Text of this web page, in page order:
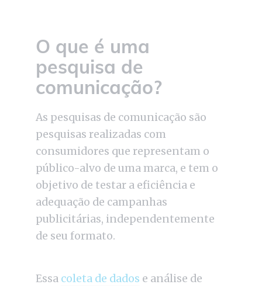
O que é uma
pesquisa de
comunicação?
As pesquisas de comunicação são
pesquisas realizadas com
consumidores que representam o
público-alvo de uma marca, e tem o
objetivo de testar a eficiência e
adequação de campanhas
publicitárias, independentemente
de seu formato.
Essa coleta de dados e análise de